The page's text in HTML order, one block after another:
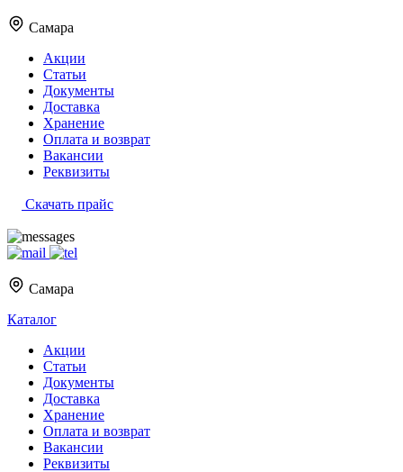
Самара
Акции
Статьи
Документы
Доставка
Хранение
Оплата и возврат
Вакансии
Реквизиты
Скачать прайс
Самара
Каталог
Акции
Статьи
Документы
Доставка
Хранение
Оплата и возврат
Вакансии
Реквизиты